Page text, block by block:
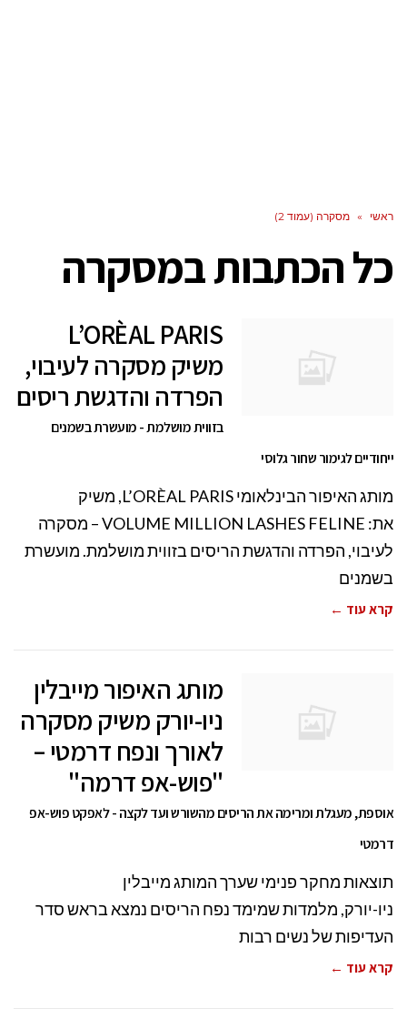
ראשי » מסקרה (עמוד 2)
כל הכתבות במסקרה
L’ORÈAL PARIS
משיק מסקרה לעיבוי,
הפרדה והדגשת ריסים
בזווית מושלמת - מועשרת בשמנים
ייחודיים לגימור שחור גלוסי
מותג האיפור הבינלאומי L’ORÈAL PARIS, משיק
את: VOLUME MILLION LASHES FELINE – מסקרה
לעיבוי, הפרדה והדגשת הריסים בזווית מושלמת. מועשרת
בשמנים
קרא עוד ←
מותג האיפור מייבלין
ניו-יורק משיק מסקרה
לאורך ונפח דרמטי –
"פוש-אפ דרמה"
אוספת, מעגלת ומרימה את הריסים מהשורש ועד לקצה - לאפקט פוש-אפ
דרמטי
תוצאות מחקר פנימי שערך המותג מייבלין
ניו-יורק, מלמדות שמימד נפח הריסים נמצא בראש סדר
העדיפות של נשים רבות
קרא עוד ←